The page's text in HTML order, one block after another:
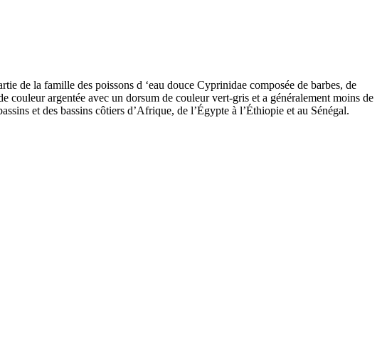
de la famille des poissons d ‘eau douce Cyprinidae composée de barbes, de
couleur argentée avec un dorsum de couleur vert-gris et a généralement moins de
et des bassins côtiers d’Afrique, de l’Égypte à l’Éthiopie et au Sénégal.